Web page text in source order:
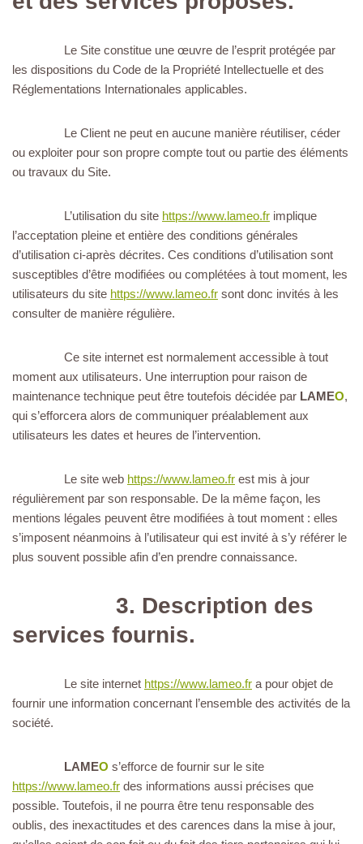
Le Site constitue une œuvre de l’esprit protégée par
les dispositions du Code de la Propriété Intellectuelle et des
Réglementations Internationales applicables.
Le Client ne peut en aucune manière réutiliser, céder
ou exploiter pour son propre compte tout ou partie des éléments
ou travaux du Site.
L’utilisation du site https://www.lameo.fr implique
l’acceptation pleine et entière des conditions générales
d’utilisation ci-après décrites. Ces conditions d’utilisation sont
susceptibles d’être modifiées ou complétées à tout moment, les
utilisateurs du site https://www.lameo.fr sont donc invités à les
consulter de manière régulière.
Ce site internet est normalement accessible à tout
moment aux utilisateurs. Une interruption pour raison de
maintenance technique peut être toutefois décidée par LAMEO,
qui s’efforcera alors de communiquer préalablement aux
utilisateurs les dates et heures de l’intervention.
Le site web https://www.lameo.fr est mis à jour
régulièrement par son responsable. De la même façon, les
mentions légales peuvent être modifiées à tout moment : elles
s’imposent néanmoins à l’utilisateur qui est invité à s’y référer le
plus souvent possible afin d’en prendre connaissance.
3. Description des
services fournis.
Le site internet https://www.lameo.fr a pour objet de
fournir une information concernant l’ensemble des activités de la
société.
LAMEO s’efforce de fournir sur le site
https://www.lameo.fr des informations aussi précises que
possible. Toutefois, il ne pourra être tenu responsable des
oublis, des inexactitudes et des carences dans la mise à jour,